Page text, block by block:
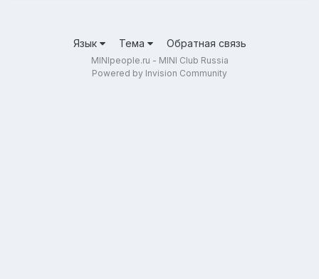
Язык Тема Обратная связь
MINIpeople.ru - MINI Club Russia
Powered by Invision Community